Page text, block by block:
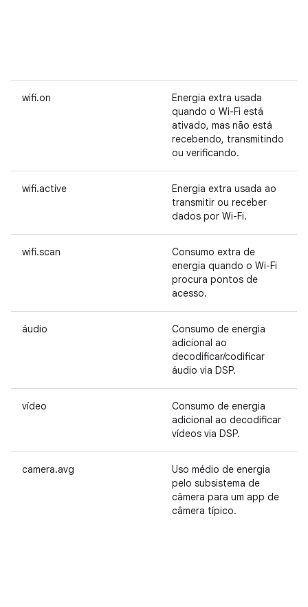
wifi.on
Energia extra usada
quando o Wi-Fi está
ativado, mas não está
recebendo, transmitindo
ou verificando.
wifi.active
Energia extra usada ao
transmitir ou receber
dados por Wi-Fi.
wifi.scan
Consumo extra de
energia quando o Wi-Fi
procura pontos de
acesso.
áudio
Consumo de energia
adicional ao
decodificar/codificar
áudio via DSP.
vídeo
Consumo de energia
adicional ao decodificar
vídeos via DSP.
camera.avg
Uso médio de energia
pelo subsistema de
câmera para um app de
câmera típico.